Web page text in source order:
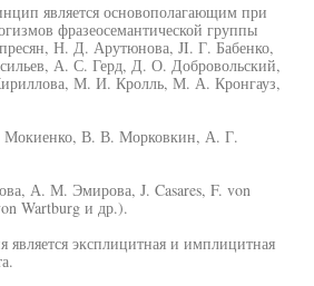
является основополагающим при
фразеосемантической группы
Н. Д. Арутюнова, JI. Г. Бабенко,
А. С. Герд, Д. О. Добровольский,
М. И. Кролль, М. А. Кронгауз,
В. В. Морковкин, А. Г.
А. М. Эмирова, J. Casares, F. von
Wartburg и др.).
является эксплицитная и имплицитная